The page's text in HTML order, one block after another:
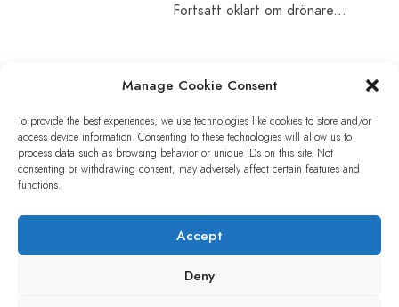
Manage Cookie Consent
To provide the best experiences, we use technologies like cookies to store and/or
access device information. Consenting to these technologies will allow us to
process data such as browsing behavior or unique IDs on this site. Not
consenting or withdrawing consent, may adversely affect certain features and
functions.
Accept
Deny
Fortsatt oklart om drönare...
Comments are closed.